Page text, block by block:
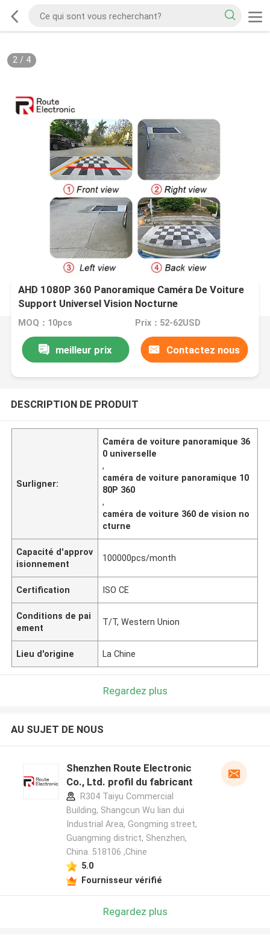
2/ 4
AHD 1080P 360 Panoramique Caméra De Voiture
Support Universel Vision Nocturne
MOQ：10pcs Prix：52-62USD
meilleur prix Contactez nous
DESCRIPTION DE PRODUIT
Surligner:
Caméra de voiture panoramique 36
0 ​​universelle
,
caméra de voiture panoramique 10
80P 360
,
caméra de voiture 360 ​​de vision no
cturne
Capacité d'approv
isionnement
100000pcs/month
Certification ISO CE
Conditions de pai
ement
T/T, Western Union
Lieu d'origine La Chine
Regardez plus
AU SUJET DE NOUS
Shenzhen Route Electronic
Co., Ltd. profil du fabricant
R304 Taiyu Commercial
Building, Shangcun Wu lian dui
Industrial Area, Gongming street,
Guangming district, Shenzhen,
China. 518106 ,Chine
5.0
Fournisseur vérifié
Regardez plus